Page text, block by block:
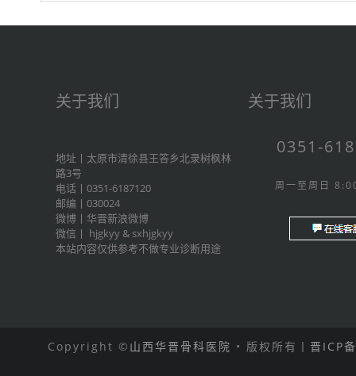
关于我们
地址丨太原市清徐县王答乡北录树枫林
路3号
电话丨0351-6187120
邮编丨030024
微博丨 华晋新浪微博
微信丨 hjgkyy & sxhjgkyy
本站内容仅供参考不做专业诊断用途
关于我们
0351-
周一至周日
Copyright © 山西华晋骨科医院 • 版权所有丨 晋ICP